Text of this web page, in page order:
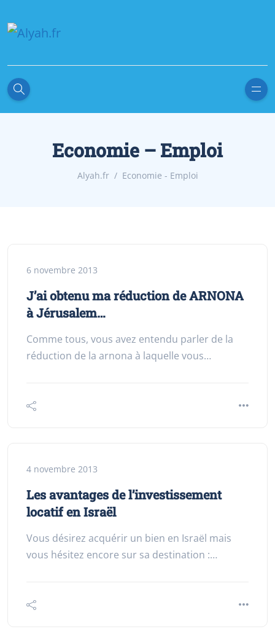
Economie – Emploi
Alyah.fr Economie - Emploi
6 novembre 2013
J’ai obtenu ma réduction de ARNONA
à Jérusalem…
Comme tous, vous avez entendu parler de la
réduction de la arnona à laquelle vous…
4 novembre 2013
Les avantages de l’investissement
locatif en Israël
Vous désirez acquérir un bien en Israël mais
vous hésitez encore sur sa destination :…